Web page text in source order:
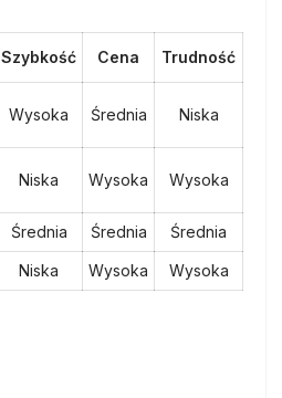
Szybkość Cena Trudność
Wysoka Średnia Niska
Niska Wysoka Wysoka
Średnia Średnia Średnia
Niska Wysoka Wysoka